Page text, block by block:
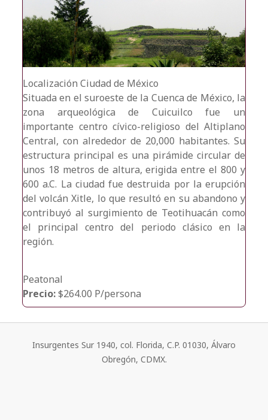
Localización Ciudad de México
Situada en el suroeste de la Cuenca de México, la
zona arqueológica de Cuicuilco fue un
importante centro cívico-religioso del Altiplano
Central, con alrededor de 20,000 habitantes. Su
estructura principal es una pirámide circular de
unos 18 metros de altura, erigida entre el 800 y
600 a.C. La ciudad fue destruida por la erupción
del volcán Xitle, lo que resultó en su abandono y
contribuyó al surgimiento de Teotihuacán como
el principal centro del periodo clásico en la
región.
Peatonal
Precio:$264.00 P/persona
Insurgentes Sur 1940, col. Florida, C.P. 01030, Álvaro
Obregón, CDMX.